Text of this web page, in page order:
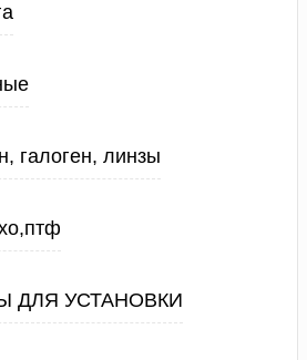
галоген, линзы
ДЛЯ УСТАНОВКИ